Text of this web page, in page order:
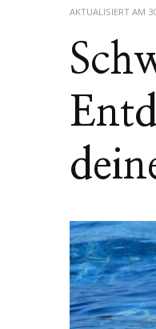
AKTUALISIERT AM